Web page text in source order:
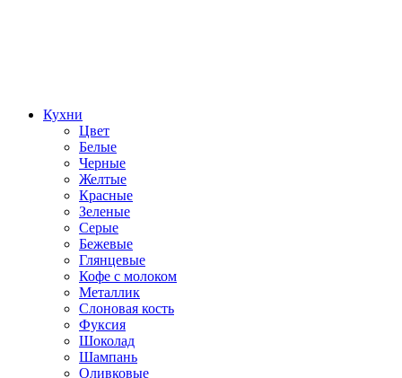
Кухни
Цвет
Белые
Черные
Желтые
Красные
Зеленые
Серые
Бежевые
Глянцевые
Кофе с молоком
Металлик
Слоновая кость
Фуксия
Шоколад
Шампань
Оливковые